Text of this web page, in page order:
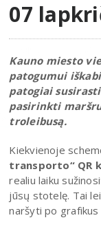
07
Kauno miesto
patogumui
patogiai
pasirinkti
troleibusą.
Kiekvienoje
transporto“ QR
realiu laiku
jūsų stotelę. Tai
naršyti po